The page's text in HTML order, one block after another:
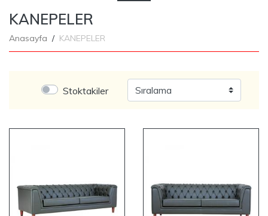
KANEPELER
Anasayfa KANEPELER
Stoktakiler